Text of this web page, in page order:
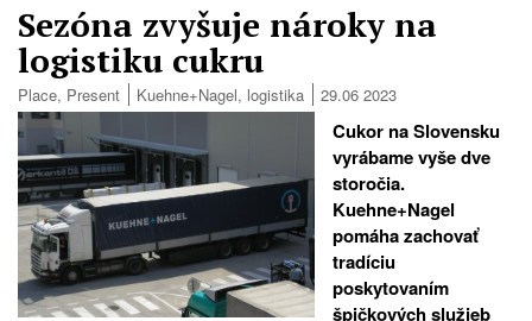
Sezóna zvyšuje nároky na
logistiku cukru
Place, Present Kuehne+Nagel, logistika 29.06 2023
Cukor na Slovensku
vyrábame vyše dve
storočia.
Kuehne+Nagel
pomáha zachovať
tradíciu
poskytovaním
špičkových služieb